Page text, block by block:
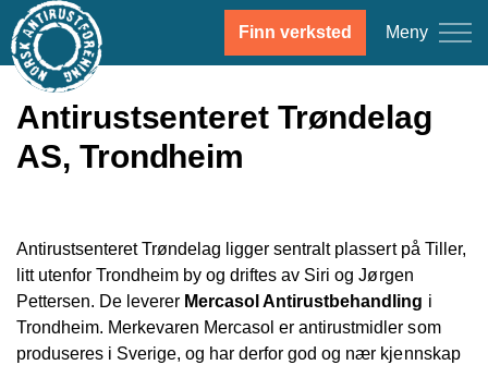
Finn verksted Meny
Antirustsenteret Trøndelag
AS, Trondheim
Antirustsenteret Trøndelag ligger sentralt plassert på Tiller,
litt utenfor Trondheim by og driftes av Siri og Jørgen
Pettersen. De leverer Mercasol Antirustbehandling i
Trondheim. Merkevaren Mercasol er antirustmidler som
produseres i Sverige, og har derfor god og nær kjennskap